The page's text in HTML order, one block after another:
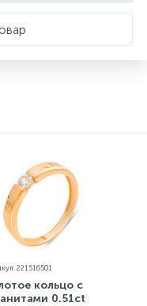
221516501
кольцо с
0.51ct